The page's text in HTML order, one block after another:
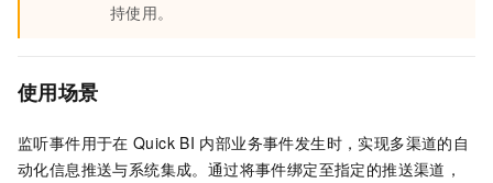
持使用。
使用场景
监听事件用于在 Quick BI 内部业务事件发生时，实现多渠道的自
动化信息推送与系统集成。通过将事件绑定至指定的推送渠道，